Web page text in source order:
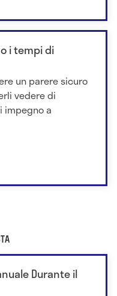
i tempi di
un parere sicuro
vedere di
impegno a
Durante il